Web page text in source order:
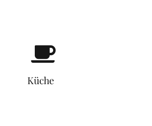
Küche